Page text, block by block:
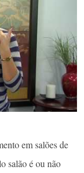
em salões de
salão é ou não